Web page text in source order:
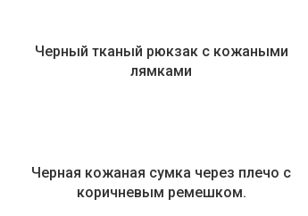
Черный тканый рюкзак с кожаными
лямками
Черная кожаная сумка через плечо с
коричневым ремешком.